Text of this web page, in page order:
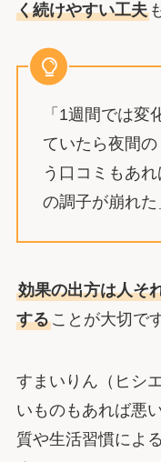
く続けやすい工夫
「1週間では
ていたら夜間
う口コミもあ
の調子が崩れた
効果の出方は人そ
することが大切です
すまいりん（ヒシ
いものもあれば悪
質や生活習慣によ